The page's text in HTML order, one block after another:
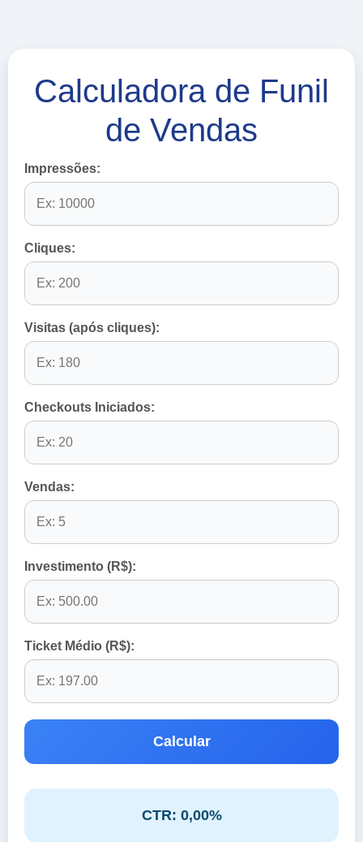
Calculadora de Funil
de Vendas
Impressões:
Cliques:
Visitas (após cliques):
Checkouts Iniciados:
Vendas:
Investimento (R$):
Ticket Médio (R$):
Calcular
CTR: 0,00%